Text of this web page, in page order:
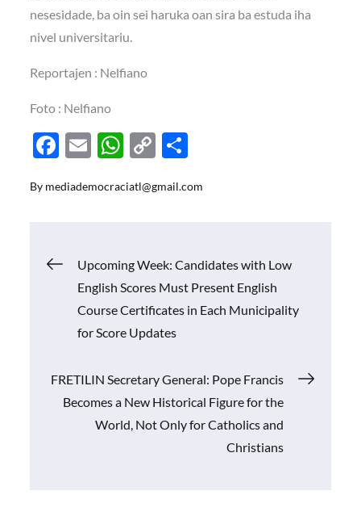
nesesidade, ba oin sei haruka oan sira ba estuda iha
nivel universitariu.
Reportajen : Nelfiano
Foto : Nelfiano
F
e
o
E
ail
W
at
p
p
C
p
n
k
ar
By mediademocraciatl@gmail.com
Navigasi
pos
Upcoming Week: Candidates with Low
English Scores Must Present English
Course Certificates in Each Municipality
for Score Updates
FRETILIN Secretary General: Pope Francis
Becomes a New Historical Figure for the
World, Not Only for Catholics and
Christians